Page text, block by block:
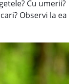
Cu umerii?
Observi la ea